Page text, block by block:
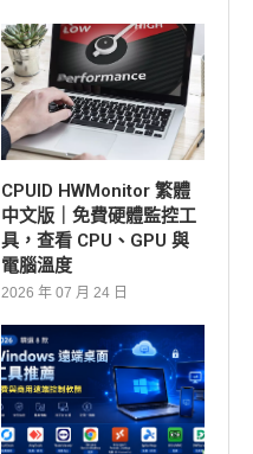
CPUID HWMonitor 繁體
中文版｜免費硬體監控工
具，查看 CPU、GPU 與
電腦溫度
2026 年 07 月 24 日